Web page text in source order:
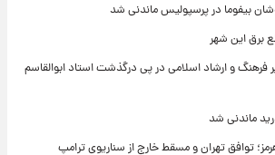
بیفوما در پرسپولیس ماندنی شد
برق این شهر
فرهنگ و ارشاد اسلامی در پی درگذشت استاد ابوالقاسم
ماندنی شد
توافق تهران و مسقط خارج از سناریوی ترامپ